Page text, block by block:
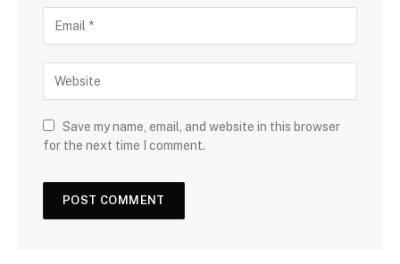
Save my name, email, and website in this browser
for the next time I comment.